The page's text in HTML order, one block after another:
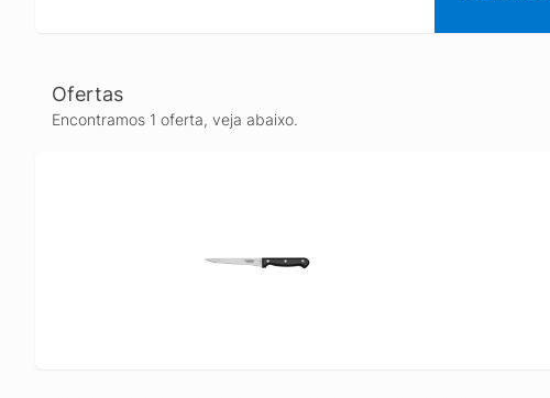
Ofertas
Encontramos 1 oferta, veja abaixo.